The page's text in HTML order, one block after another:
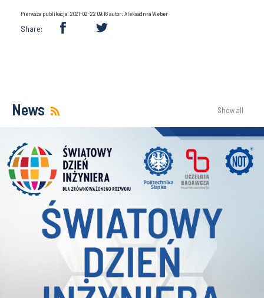
Pierwsza publikacja: 2021-02-22 09:16 autor: Aleksadnra Weber
Share:
News Show all